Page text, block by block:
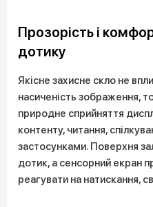
Прозорість і
дотику
Якісне захисне скло не
насиченість зображення,
природне сприйняття
контенту, читання,
застосунками. Поверхня
дотик, а сенсорний екран
реагувати на натискання,